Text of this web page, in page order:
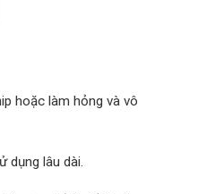
hoặc làm hỏng và vô
dụng lâu dài.